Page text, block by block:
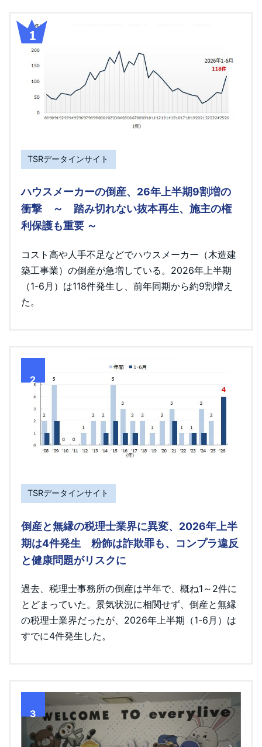
TSRデータインサイト
ハウスメーカーの倒産、26年上半期9割増の
衝撃 ～ 踏み切れない抜本再生、施主の権
利保護も重要 ～
コスト高や人手不足などでハウスメーカー（木造建
築工事業）の倒産が急増している。2026年上半期
（1-6月）は118件発生し、前年同期から約9割増え
た。
2
TSRデータインサイト
倒産と無縁の税理士業界に異変、2026年上半
期は4件発生 粉飾は詐欺罪も、コンプラ違反
と健康問題がリスクに
過去、税理士事務所の倒産は半年で、概ね1～2件に
とどまっていた。景気状況に相関せず、倒産と無縁
の税理士業界だったが、2026年上半期（1-6月）は
すでに4件発生した。
3